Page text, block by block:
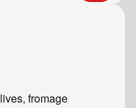
fromage